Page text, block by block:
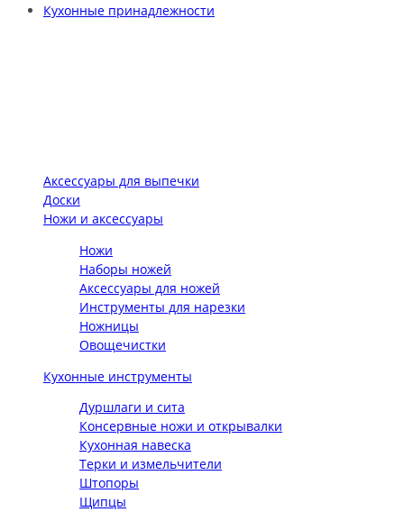
Кухонные принадлежности
Аксессуары для выпечки
Доски
Ножи и аксессуары
Ножи
Наборы ножей
Аксессуары для ножей
Инструменты для нарезки
Ножницы
Овощечистки
Кухонные инструменты
Дуршлаги и сита
Консервные ножи и открывалки
Кухонная навеска
Терки и измельчители
Штопоры
Щипцы